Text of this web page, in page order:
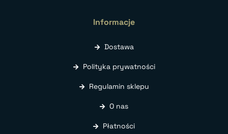
Informacje
Dostawa
Polityka prywatności
Regulamin sklepu
O nas
Płatności